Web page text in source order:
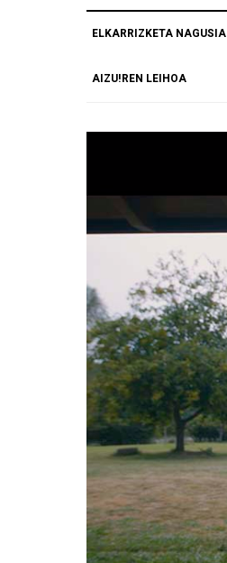
ELKARRIZKETA NAGUSIA
AIZU!REN LEIHOA